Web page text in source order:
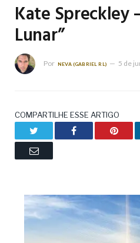
Kate Spreckley
Lunar”
Por NEVA (GABRIEL RL) 5 de
COMPARTILHE ESSE ARTIGO
Facebook
Email